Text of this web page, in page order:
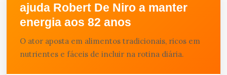
ajuda Robert De Niro a manter
energia aos 82 anos
O ator aposta em alimentos tradicionais, ricos em
nutrientes e fáceis de incluir na rotina diária.